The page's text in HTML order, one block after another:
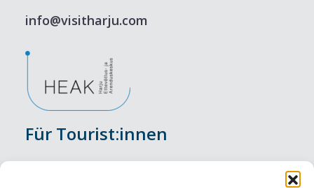
info@visitharju.com
Für Tourist:innen